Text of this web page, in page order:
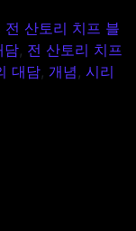
전 산토리 치프 블
담, 전 산토리 치프
대담, 개념 , 시리